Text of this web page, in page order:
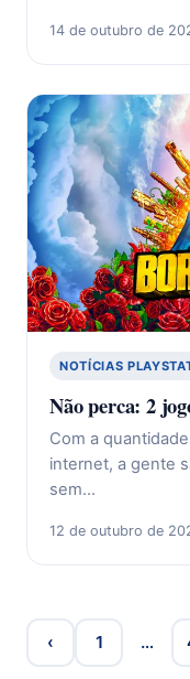
14 de outubro de
NOTÍCIAS
Não perca: 2
Com a
internet, a gente
sem…
12 de outubro de
‹ 1 …